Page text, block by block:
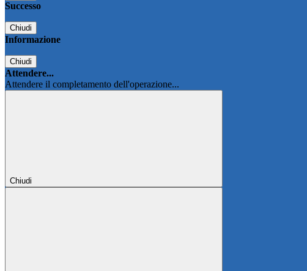
Successo
Chiudi
Informazione
Chiudi
Attendere...
Attendere il completamento dell'operazione...
Chiudi